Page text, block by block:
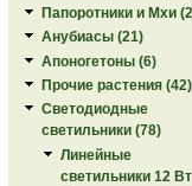
Папоротники и Мхи
Анубиасы (21)
Апоногетоны (6)
Прочие растения (42)
Светодиодные
светильники (78)
Линейные
светильники 12 Вт